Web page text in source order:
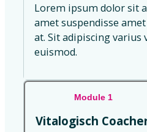
Lorem ipsum dolor sit
amet suspendisse
at. Sit adipiscing
euismod.
Module 1
Vitalogisch